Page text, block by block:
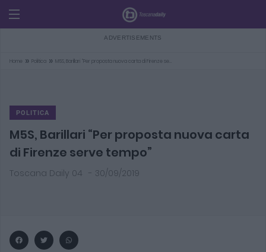
Home » Politica » M5S, Barillari “Per proposta nuova carta di Firenze se…
POLITICA
M5S, Barillari “Per proposta nuova carta
di Firenze serve tempo”
Toscana Daily 04 - 30/09/2019